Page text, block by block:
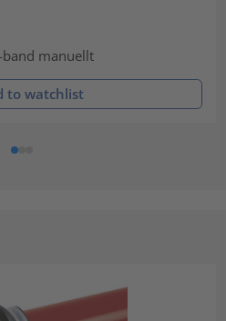
manuellt
to watchlist